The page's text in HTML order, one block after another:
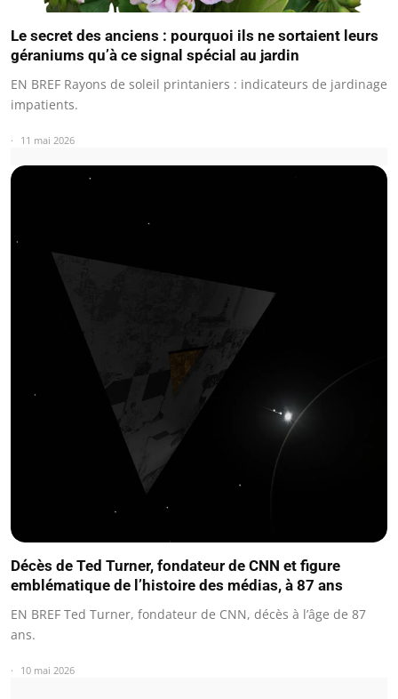
Le secret des anciens : pourquoi ils ne sortaient leurs
géraniums qu’à ce signal spécial au jardin
EN BREF Rayons de soleil printaniers : indicateurs de jardinage
impatients.
11 mai 2026
Décès de Ted Turner, fondateur de CNN et figure
emblématique de l’histoire des médias, à 87 ans
EN BREF Ted Turner, fondateur de CNN, décès à l’âge de 87
ans.
10 mai 2026